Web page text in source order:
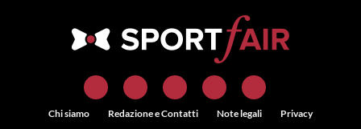
Chi siamo Redazione e Contatti Note legali Privacy